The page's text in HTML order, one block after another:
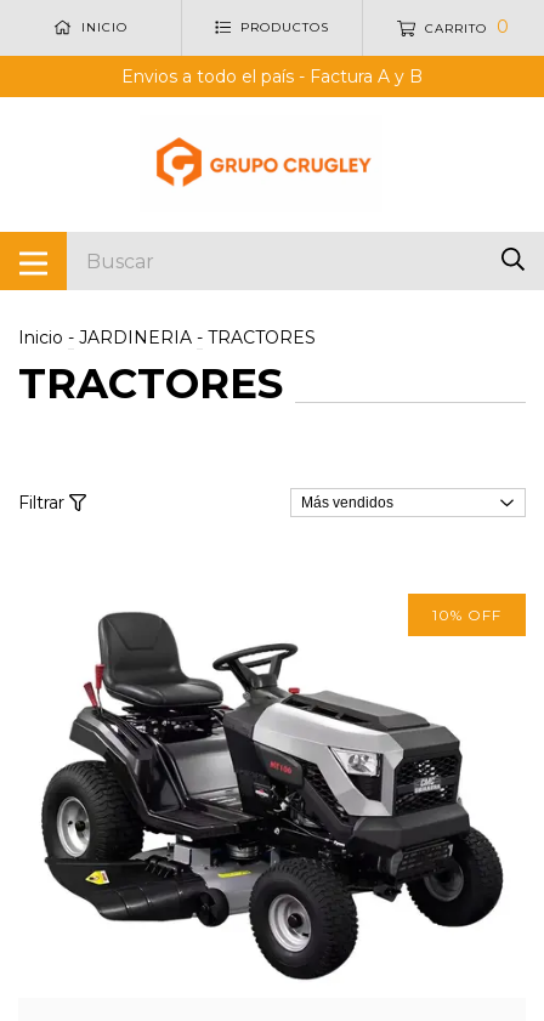
INICIO PRODUCTOS CARRITO 0
Envios a todo el país - Factura A y B
Inicio - JARDINERIA - TRACTORES
TRACTORES
Filtrar
10% OFF